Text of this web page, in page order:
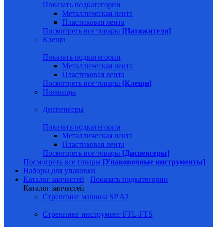
Показать подкатегории
Металлическая лента
Пластиковая лента
Посмотреть все товары [Натяжители]
Клещи
Показать подкатегории
Металлическая лента
Пластиковая лента
Посмотреть все товары [Клещи]
Ножницы
Диспенсеры
Показать подкатегории
Металлическая лента
Пластиковая лента
Посмотреть все товары [Диспенсеры]
Посмотреть все товары [Упаковочные инструменты]
Наборы для упаковки
Каталог запчастей
Показать подкатегории
Каталог запчастей
Стреппинг машина SP A2
Стреппинг инструмент FTL-FTS